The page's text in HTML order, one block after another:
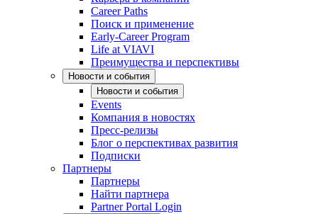
Career Paths
Поиск и применение
Early-Career Program
Life at VIAVI
Преимущества и перспективы
Новости и события
Новости и события
Events
Компания в новостях
Пресс-релизы
Блог о перспективах развития
Подписки
Партнеры
Партнеры
Найти партнера
Partner Portal Login